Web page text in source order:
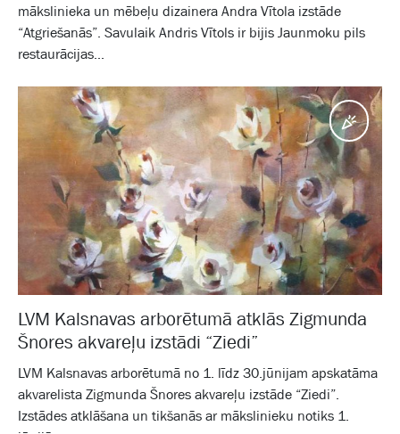
mākslinieka un mēbeļu dizainera Andra Vītola izstāde
“Atgriešanās”. Savulaik Andris Vītols ir bijis Jaunmoku pils
restaurācijas...
LVM Kalsnavas arborētumā atklās Zigmunda
Šnores akvareļu izstādi “Ziedi”
LVM Kalsnavas arborētumā no 1. līdz 30.jūnijam apskatāma
akvarelista Zigmunda Šnores akvareļu izstāde “Ziedi”.
Izstādes atklāšana un tikšanās ar mākslinieku notiks 1.